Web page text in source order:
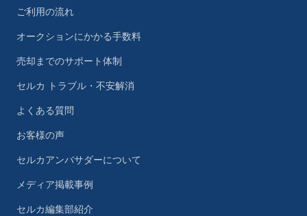
ご利用の流れ
オークションにかかる手数料
売却までのサポート体制
セルカ トラブル・不安解消
よくある質問
お客様の声
セルカアンバサダーについて
メディア掲載事例
セルカ編集部紹介